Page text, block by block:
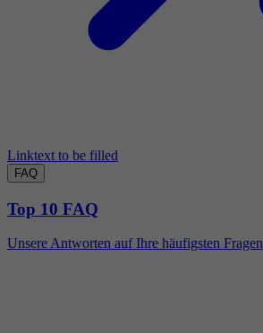
Linktext to be filled
FAQ
Top 10 FAQ
Unsere Antworten auf Ihre häufigsten Fragen